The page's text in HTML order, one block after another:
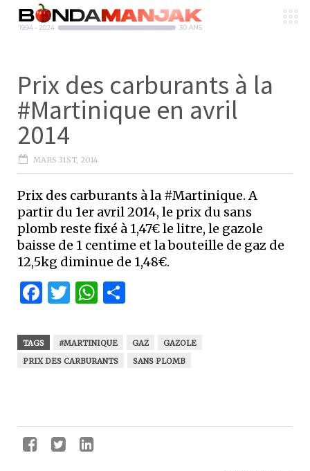
Prix des carburants à la
#Martinique en avril
2014
MARS 31ST, 2014
Prix des carburants à la #Martinique. A
partir du 1er avril 2014, le prix du sans
plomb reste fixé à 1,47€ le litre, le gazole
baisse de 1 centime et la bouteille de gaz de
12,5kg diminue de 1,48€.
Facebook
Twitter
WhatsApp
TAGS #MARTINIQUE GAZ
GAZOLE
PRIX DES CARBURANTS
SANS PLOMB